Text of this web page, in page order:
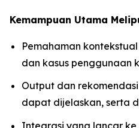
Kemampuan Utama
Pemahaman
dan kasus penggunaan
Output dan
dapat dijelaskan, serta